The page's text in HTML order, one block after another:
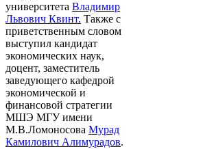
университета Владимир
Львович Квинт. Также с
приветственным словом
выступил кандидат
экономических наук,
доцент, заместитель
заведующего кафедрой
экономической и
финансовой стратегии
МШЭ МГУ имени
М.В.Ломоносова Мурад
Камилович Алимурадов.